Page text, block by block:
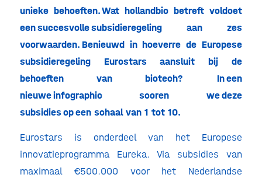
unieke behoeften. Wat hollandbio betreft voldoet
een succesvolle subsidieregeling aan zes
voorwaarden. Benieuwd in hoeverre de Europese
subsidieregeling Eurostars aansluit bij de
behoeften van biotech? In een
nieuwe infographic scoren we deze
subsidies op een schaal van 1 tot 10.
Eurostars is onderdeel van het Europese
innovatieprogramma Eureka. Via subsidies van
maximaal €500.000 voor het Nederlandse